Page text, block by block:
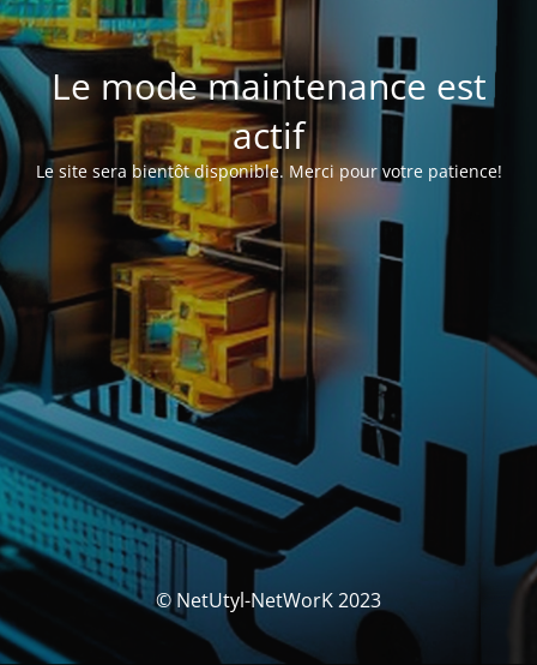
Le mode maintenance est
actif
Le site sera bientôt disponible. Merci pour votre patience!
© NetUtyl-NetWorK 2023